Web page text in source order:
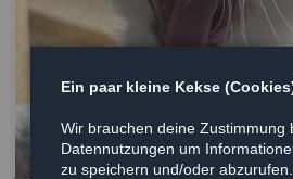
Ein paar kleine Kekse
Wir brauchen deine Zustimmung
Datennutzungen um
zu speichern und/oder